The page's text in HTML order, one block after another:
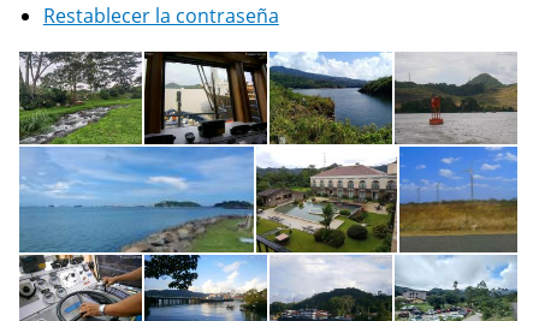
Restablecer la contraseña